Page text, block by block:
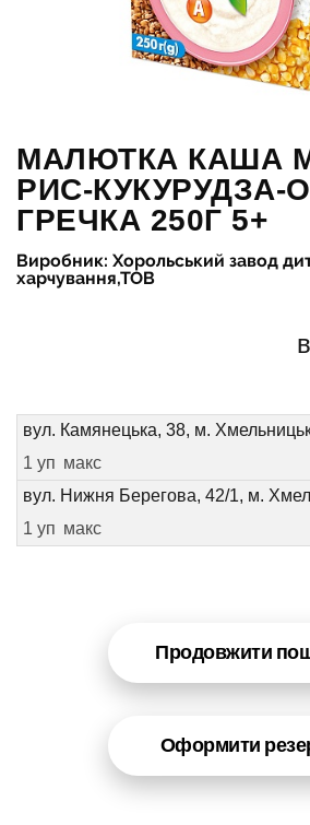
МАЛЮТКА КАША
РИС-КУКУРУДЗА-
ГРЕЧКА 250Г 5+
Виробник: Хорольський завод
харчування,ТОВ
вул. Камянецька, 38, м.
1 уп макс
вул. Нижня Берегова, 42/1, м.
1 уп макс
Продовжити
Оформити